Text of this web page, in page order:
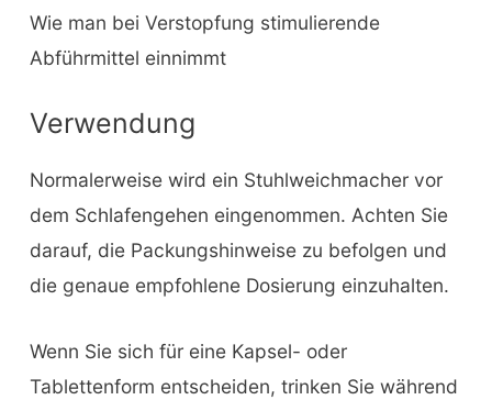
Wie man bei Verstopfung stimulierende
Abführmittel einnimmt
Verwendung
Normalerweise wird ein Stuhlweichmacher vor
dem Schlafengehen eingenommen. Achten Sie
darauf, die Packungshinweise zu befolgen und
die genaue empfohlene Dosierung einzuhalten.
Wenn Sie sich für eine Kapsel- oder
Tablettenform entscheiden, trinken Sie während